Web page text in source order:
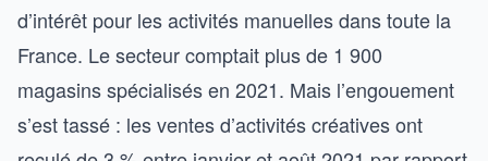
d’intérêt pour les activités manuelles dans toute la
France. Le secteur comptait plus de 1 900
magasins spécialisés en 2021. Mais l’engouement
s’est tassé : les ventes d’activités créatives ont